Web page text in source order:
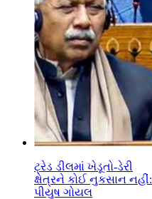
ટ્રેડ ડીલમાં ખેડૂતો-ડેરી
ક્ષેત્રને કોઈ નુકસાન નહીં:
પીયુષ ગોયલ